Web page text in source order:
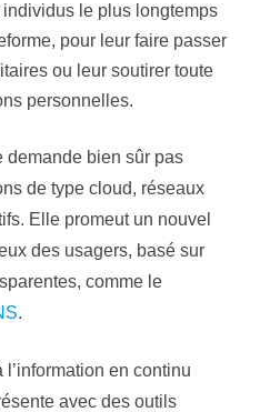
le plus longtemps
pour leur faire passer
ou leur soutirer toute
personnelles.
demande bien sûr pas
de type cloud, réseaux
Elle promeut un nouvel
des usagers, basé sur
comme le
.
l’information en continu
avec des outils